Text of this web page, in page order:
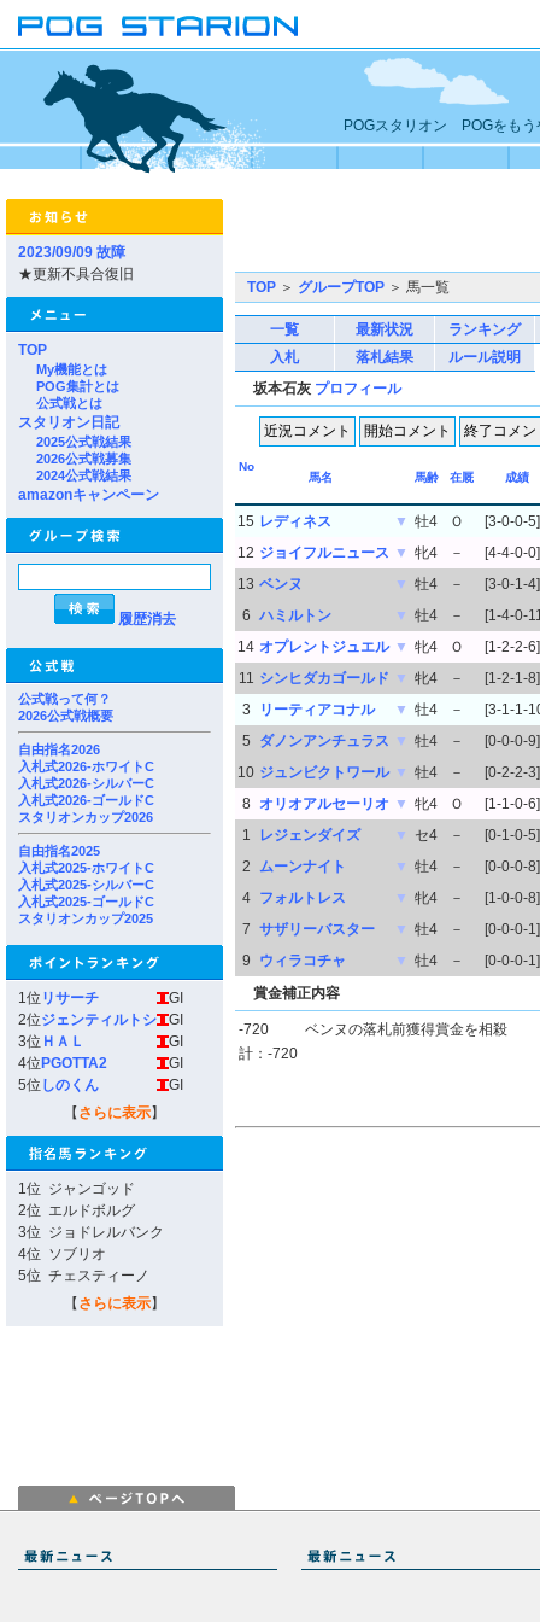
POGスタリオン POGをもう
2023/09/09 故障
★更新不具合復旧
TOP
My機能とは
POG集計とは
公式戦とは
スタリオン日記
2025公式戦結果
2026公式戦募集
2024公式戦結果
amazonキャンペーン
履歴消去
公式戦って何？
2026公式戦概要
自由指名2026
入札式2026-ホワイトC
入札式2026-シルバーC
入札式2026-ゴールドC
スタリオンカップ2026
自由指名2025
入札式2025-ホワイトC
入札式2025-シルバーC
入札式2025-ゴールドC
スタリオンカップ2025
1位 リサーチ
GI
2位ジェンティルトシ
GI
3位 ＨＡＬ
GI
4位 PGOTTA2
GI
5位 しのくん
GI
【 さらに表示】
1位 ジャンゴッド
2位 エルドボルグ
3位 ジョドレルバンク
4位 ソブリオ
5位 チェスティーノ
【 さらに表示】
TOP ＞ グループTOP ＞ 馬一覧
一覧 最新状況
ランキング
入札
落札結果
ルール説明
坂本石灰 プロフィール
No
馬名
馬齢 在厩 成績
15 レディネス ▼ 牡4 Ｏ
[3-0-0-5]
12 ジョイフルニュース ▼ 牝4 －
[4-4-0-0]
13 ベンヌ ▼ 牡4 －
[3-0-1-4]
6 ハミルトン ▼ 牡4 －
[1-4-0-
14 オプレントジュエル ▼ 牝4 Ｏ
[1-2-2-6]
11 シンヒダカゴールド ▼ 牝4 －
[1-2-1-8]
3
リーティアコナル ▼ 牡4 －
[3-1-1-
5
ダノンアンチュラス ▼ 牡4 －
[0-0-0-9]
10 ジュンビクトワール ▼ 牡4 －
[0-2-2-3]
8 オリオアルセーリオ ▼ 牝4 Ｏ
[1-1-0-6]
1
レジェンダイズ ▼ セ4 －
[0-1-0-5]
2 ムーンナイト ▼ 牡4 －
[0-0-0-8]
4
フォルトレス ▼ 牝4 －
[1-0-0-8]
7 サザリーバスター ▼ 牡4 －
[0-0-0-1]
9
ウィラコチャ ▼ 牡4 －
[0-0-0-1]
賞金補正内容
-720
ベンヌの落札前獲得賞金を相殺
計：-720